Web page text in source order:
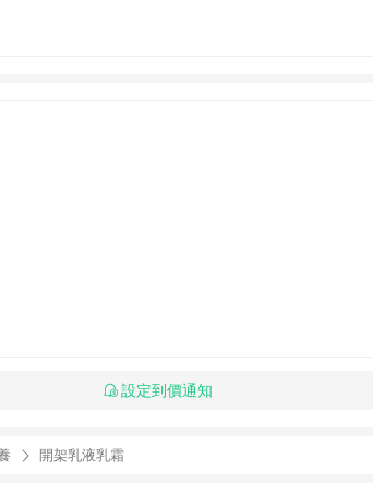
設定到價通知
開架乳液乳霜